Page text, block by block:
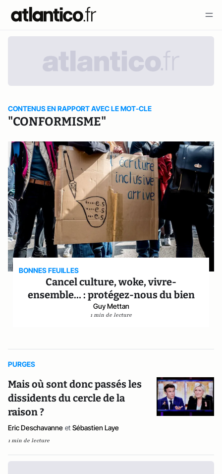
CONTENUS EN RAPPORT AVEC LE MOT-CLE
"CONFORMISME"
BONNES FEUILLES
Cancel culture, woke, vivre-
ensemble… : protégez-nous du bien
Guy Mettan
1 min de lecture
PURGES
Mais où sont donc passés les
dissidents du cercle de la
raison ?
Eric Deschavanne et Sébastien Laye
1 min de lecture